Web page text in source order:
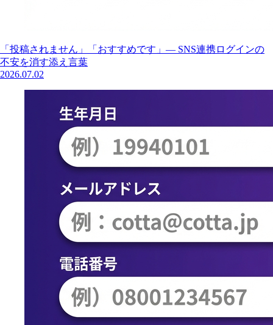
「投稿されません」「おすすめです」— SNS連携ログインの
不安を消す添え言葉
2026.07.02